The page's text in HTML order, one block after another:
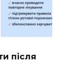
після